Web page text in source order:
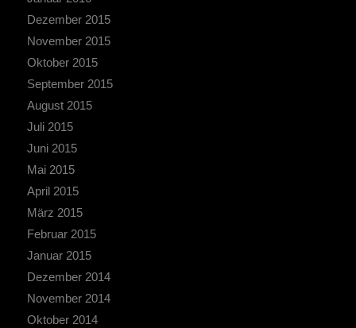
Dezember 2015
November 2015
Oktober 2015
September 2015
August 2015
Juli 2015
Juni 2015
Mai 2015
April 2015
März 2015
Februar 2015
Januar 2015
Dezember 2014
November 2014
Oktober 2014